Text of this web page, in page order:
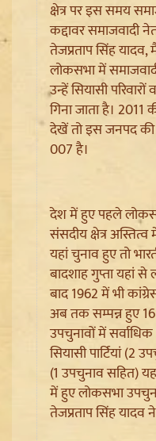
Jantar Mantar से
यौन उत्पीड़न मामले में
Sanjay Raut on Ram
चढ़ावा चोरी के मुद्दे पर
क्षेत्र पर इस समय
कद्दावर समाजवादी
तेजप्रताप सिंह यादव,
लोकसभा में समाजवादी
उन्हें सियासी
गिना जाता है।
देखें तो इस जनपद की
007 है।
देश में हुए पहले
संसदीय क्षेत्र
यहां चुनाव हुए तो
बादशाह गुप्ता यहां
बाद 1962 में भी
अब तक सम्पन्न हुए
उपचुनावों में
सियासी पार्टियां (2
(1 उपचुनाव सहित)
में हुए लोकसभा
तेजप्रताप सिंह यादव